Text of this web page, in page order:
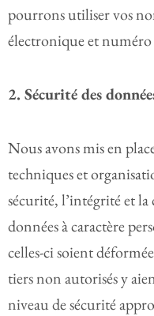
pourrons utiliser vos
électronique et numéro
2. Sécurité des
Nous avons mis en
techniques et
sécurité, l’intégrité et
données à caractère
celles-ci soient
tiers non autorisés y
niveau de sécurité